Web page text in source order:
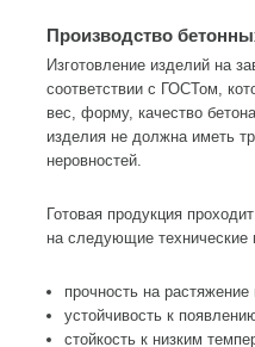
Производство
Изготовление изделий на
соответствии с ГОСТом,
вес, форму, качество
изделия не должна иметь
неровностей.
Готовая продукция
на следующие технические
прочность на растяжение
устойчивость к
стойкость к низким